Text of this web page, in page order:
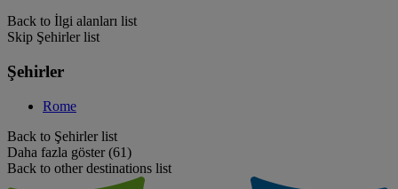
Back to İlgi alanları list
Skip Şehirler list
Şehirler
Rome
Back to Şehirler list
Daha fazla göster (61)
Back to other destinations list